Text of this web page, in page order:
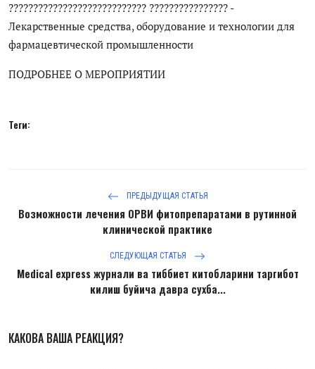
???????????????????????????? ???????????????? -
Лекарственные средства, оборудование и технологии для
фармацевтической промышленности
ПОДРОБНЕЕ О МЕРОПРИЯТИИ
Теги:
ПРЕДЫДУЩАЯ СТАТЬЯ
Возможности лечения ОРВИ фитопрепаратами в рутинной
клинической практике
СЛЕДУЮЩАЯ СТАТЬЯ
Medical express журнали ва тиббиет китобларини таргибот
килиш буйича давра сухба...
КАКОВА ВАША РЕАКЦИЯ?